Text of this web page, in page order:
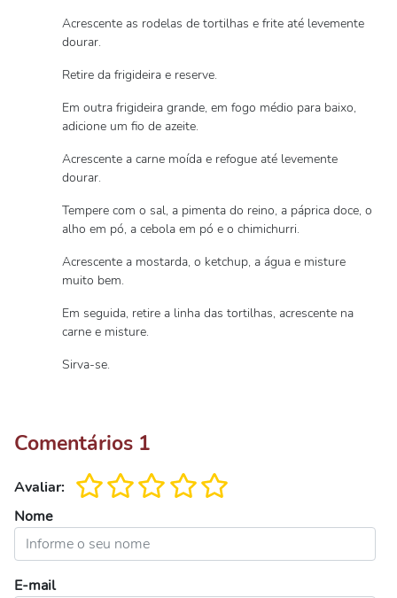
Acrescente as rodelas de tortilhas e frite até levemente
dourar.
Retire da frigideira e reserve.
Em outra frigideira grande, em fogo médio para baixo,
adicione um fio de azeite.
Acrescente a carne moída e refogue até levemente
dourar.
Tempere com o sal, a pimenta do reino, a páprica doce, o
alho em pó, a cebola em pó e o chimichurri.
Acrescente a mostarda, o ketchup, a água e misture
muito bem.
Em seguida, retire a linha das tortilhas, acrescente na
carne e misture.
Sirva-se.
Comentários 1
Avaliar:
Nome
E-mail